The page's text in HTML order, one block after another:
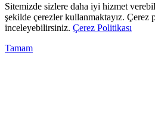
Sitemizde sizlere daha iyi hizmet
şekilde çerezler kullanmaktayız. Çerez
inceleyebilirsiniz. Çerez Politikası
Tamam